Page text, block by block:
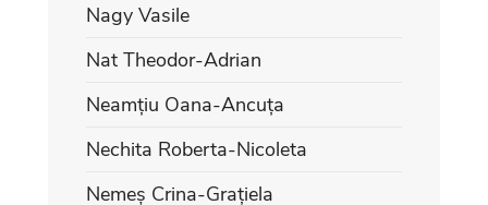
Nagy Vasile
Nat Theodor-Adrian
Neamțiu Oana-Ancuța
Nechita Roberta-Nicoleta
Nemeș Crina-Grațiela